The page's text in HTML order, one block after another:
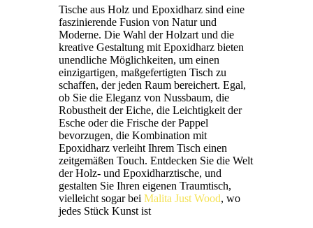
Tische aus Holz und Epoxidharz sind eine
faszinierende Fusion von Natur und
Moderne. Die Wahl der Holzart und die
kreative Gestaltung mit Epoxidharz bieten
unendliche Möglichkeiten, um einen
einzigartigen, maßgefertigten Tisch zu
schaffen, der jeden Raum bereichert. Egal,
ob Sie die Eleganz von Nussbaum, die
Robustheit der Eiche, die Leichtigkeit der
Esche oder die Frische der Pappel
bevorzugen, die Kombination mit
Epoxidharz verleiht Ihrem Tisch einen
zeitgemäßen Touch. Entdecken Sie die Welt
der Holz- und Epoxidharztische, und
gestalten Sie Ihren eigenen Traumtisch,
vielleicht sogar bei Malita Just Wood, wo
jedes Stück Kunst ist